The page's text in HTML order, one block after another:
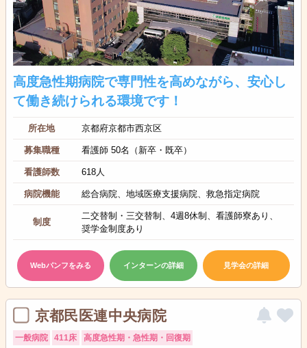
高度急性期病院で専門性を高めながら、安心し
て働き続けられる環境です！
所在地 京都府京都市西京区
募集職種 看護師 50名（新卒・既卒）
看護師数 618人
病院機能 総合病院、地域医療支援病院、救急指定病院
制度
二交替制・三交替制、4週8休制、看護師寮あり、
奨学金制度あり
Webパンフをみる インターンの詳細 見学会の詳細
京都民医連中央病院
一般病院 411床 高度急性期・急性期・回復期